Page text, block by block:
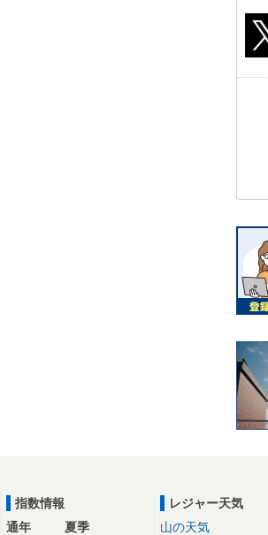
指数情報
通年
夏季
レジャー天気
山の天気